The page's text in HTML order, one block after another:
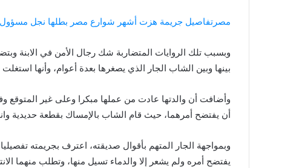
مصر تفاصيل جريمة هزت أشهر شوارع مصر بطلها نجل مسؤول
وبسبب تلك الروايات المتضاربة شك رجال الأمن في الابنة
بينها وبين الشاب الجار الذي يصغرها بعدة أعوام، وأنها
وأضافت أن والدتها عادت من عملها مبكرا وعلى غير المتوقع
أن يفتضح أمرهما، حيث قام الشاب بالإمساك بقطعة حديدية
وبمواجهة الجار المتهم بأقوال صديقته، اعترف بجريمته
يفتضح أمره ولم يشعر إلا والدماء تسيل منها، وتطلب منهما